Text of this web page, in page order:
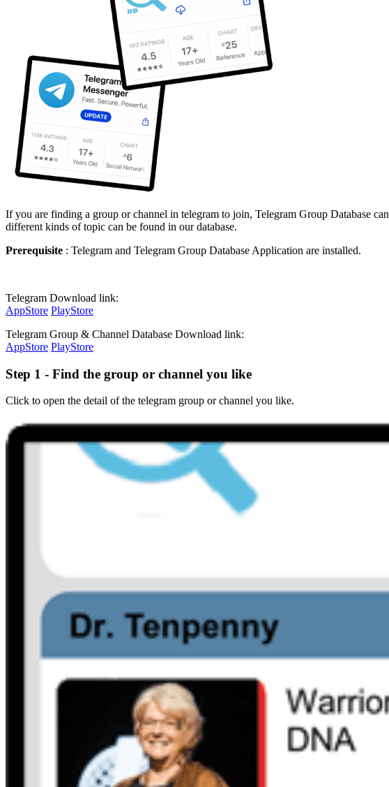
If you are finding a group or channel in telegram to join, Telegram Group Database
different kinds of topic can be found in our database.
Prerequisite : Telegram and Telegram Group Database Application are installed.
Telegram Download link:
AppStore PlayStore
Telegram Group & Channel Database Download link:
AppStore PlayStore
Step 1 - Find the group or channel you like
Click to open the detail of the telegram group or channel you like.